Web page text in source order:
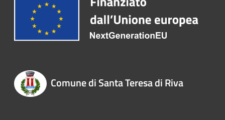
Comune di Santa Teresa di Riva